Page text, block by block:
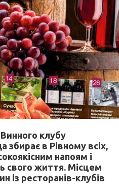
клубу
збирає в Рівному всіх,
напоям і
свого життя. Місцем
із ресторанів-клубів